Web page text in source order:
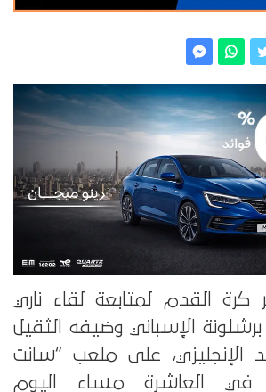
القدم لمتابعة لقاء ناري
الإسباني وضيفه الثقيل
الإنجليزي، على ملعب “سانت
في العاشرة مساء اليوم